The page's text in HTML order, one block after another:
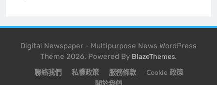
Digital Newspaper - Multipurpose News WordPress
Theme 2026. Powered By BlazeThemes.
聯絡我們 私權政策 服務條款
Cookie 政策